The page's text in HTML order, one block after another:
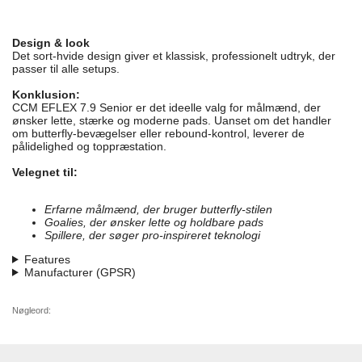
Design & look
Det sort-hvide design giver et klassisk, professionelt udtryk, der
passer til alle setups.
Konklusion:
CCM EFLEX 7.9 Senior er det ideelle valg for målmænd, der
ønsker lette, stærke og moderne pads. Uanset om det handler
om butterfly-bevægelser eller rebound-kontrol, leverer de
pålidelighed og toppræstation.
Velegnet til:
Erfarne målmænd, der bruger butterfly-stilen
Goalies, der ønsker lette og holdbare pads
Spillere, der søger pro-inspireret teknologi
Features
Manufacturer (GPSR)
Nøgleord: